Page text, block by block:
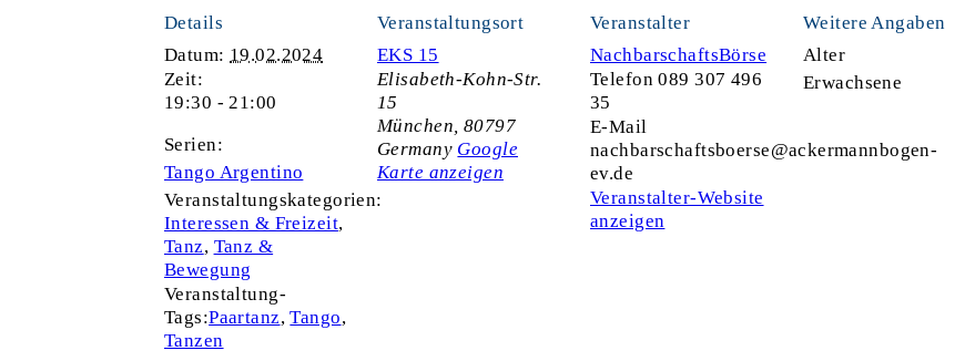
Details
Datum: 19.02.2024
Zeit:
19:30 - 21:00
Serien:
Tango Argentino
Veranstaltungskategorien:
Interessen & Freizeit,
Tanz, Tanz &
Bewegung
Veranstaltung-
Tags:Paartanz,Tango,
Tanzen
Veranstaltungsort
EKS 15
Elisabeth-Kohn-Str.
15
München, 80797
Germany Google
Karte anzeigen
Veranstalter
NachbarschaftsBörse
Telefon089 307 496
35
E-Mail
nachbarschaftsboerse@ackermannbogen-
ev.de
Veranstalter-Website
anzeigen
Weitere Angaben
Alter
Erwachsene